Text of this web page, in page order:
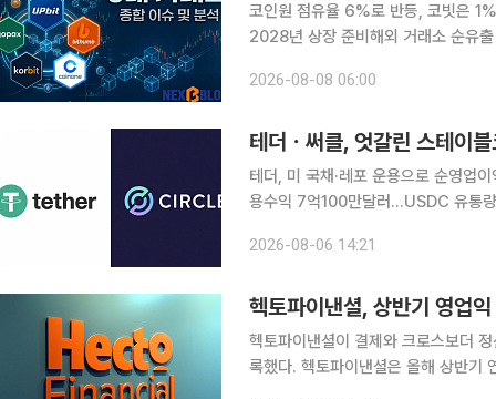
코인원 점유율 6%로 반등, 코빗은
2028년 상장 준비해외 거래소 순유출
휴 안정성 확보로 빠르게 넓어지고 있
2026-08-08 06:00
테더ㆍ써클, 엇갈린 스테이
테더, 미 국채·레포 운용으로 순영업
용수익 7억100만달러…USDC 유통
에도 미국 국채 운용과 스테이블코인
2026-08-06 14:21
헥토파이낸셜, 상반기 영업
헥토파이낸셜이 결제와 크로스보더
록했다. 헥토파이낸셜은 올해 상반기 연결 기준 매출액이 1076억원, 영업이익이 137억원으로 잠정